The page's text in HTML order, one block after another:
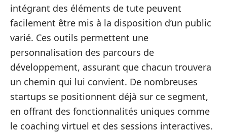
intégrant des éléments de tute peuvent
facilement être mis à la disposition d’un public
varié. Ces outils permettent une
personnalisation des parcours de
développement, assurant que chacun trouvera
un chemin qui lui convient. De nombreuses
startups se positionnent déjà sur ce segment,
en offrant des fonctionnalités uniques comme
le coaching virtuel et des sessions interactives.